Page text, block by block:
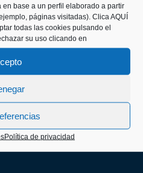
base a un perfil elaborado a partir
páginas visitadas). Clica AQUÍ
todas las cookies pulsando el
su uso clicando en
Política de privacidad